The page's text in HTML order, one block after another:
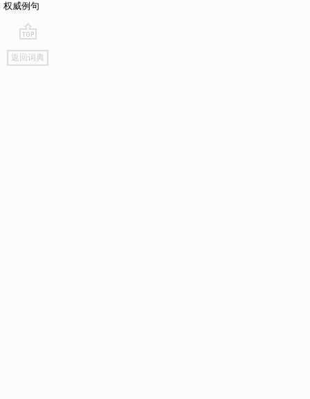
权威例句
go
top
返回词典